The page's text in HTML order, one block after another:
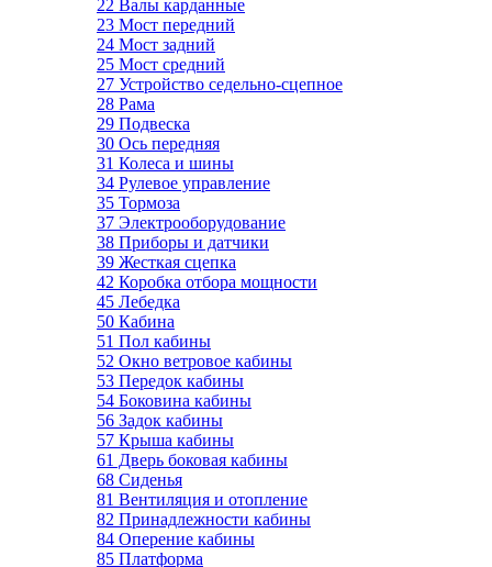
22 Валы карданные
23 Мост передний
24 Мост задний
25 Мост средний
27 Устройство седельно-сцепное
28 Рама
29 Подвеска
30 Ось передняя
31 Колеса и шины
34 Рулевое управление
35 Тормоза
37 Электрооборудование
38 Приборы и датчики
39 Жесткая сцепка
42 Коробка отбора мощности
45 Лебедка
50 Кабина
51 Пол кабины
52 Окно ветровое кабины
53 Передок кабины
54 Боковина кабины
56 Задок кабины
57 Крыша кабины
61 Дверь боковая кабины
68 Сиденья
81 Вентиляция и отопление
82 Принадлежности кабины
84 Оперение кабины
85 Платформа